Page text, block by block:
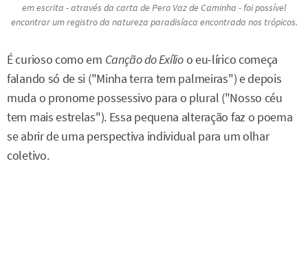
em escrita - através da carta de Pero Vaz de Caminha - foi possível
encontrar um registro da natureza paradisíaca encontrada nos trópicos.
É curioso como em Canção do Exílioo eu-lírico começa
falando só de si ("Minha terra tem palmeiras") e depois
muda o pronome possessivo para o plural ("Nosso céu
tem mais estrelas"). Essa pequena alteração faz o poema
se abrir de uma perspectiva individual para um olhar
coletivo.